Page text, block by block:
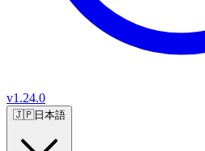
v1.24.0
🇯🇵日本語